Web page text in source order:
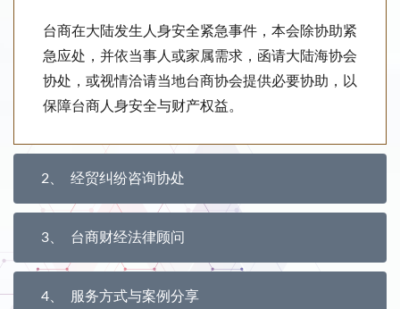
台商在大陆发生人身安全紧急事件，本会除协助紧
急应处，并依当事人或家属需求，函请大陆海协会
协处，或视情洽请当地台商协会提供必要协助，以
保障台商人身安全与财产权益。
2 经贸纠纷咨询协处
3 台商财经法律顾问
4 服务方式与案例分享